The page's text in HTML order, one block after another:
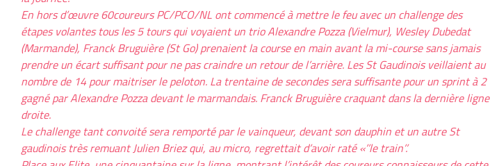
En hors d’œuvre 60coureurs PC/PCO/NL ont commencé à mettre le feu avec un challenge des
étapes volantes tous les 5 tours qui voyaient un trio Alexandre Pozza (Vielmur), Wesley Dubedat
(Marmande), Franck Bruguière (St Go) prenaient la course en main avant la mi-course sans jamais
prendre un écart suffisant pour ne pas craindre un retour de l’arrière. Les St Gaudinois veillaient au
nombre de 14 pour maitriser le peloton. La trentaine de secondes sera suffisante pour un sprint à 2
gagné par Alexandre Pozza devant le marmandais. Franck Bruguière craquant dans la dernière ligne
droite.
Le challenge tant convoité sera remporté par le vainqueur, devant son dauphin et un autre St
gaudinois très remuant Julien Briez qui, au micro, regrettait d’avoir raté «’’le train’’.